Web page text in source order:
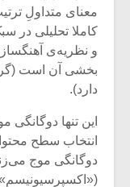
معنای متداولِ
کاملا تحلیلی در
و نظریه‌ی
بخشی آن است
دارد).
این تنها
انتخاب سطح
دوگانگی موج